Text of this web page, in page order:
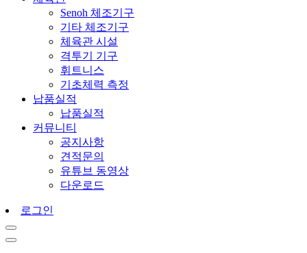
Senoh 체조기구
기타 체조기구
체육관 시설
격투기 기구
휘트니스
기초체력 측정
납품실적
납품실적
커뮤니티
공지사항
견적문의
유튜브 동영상
다운로드
로그인